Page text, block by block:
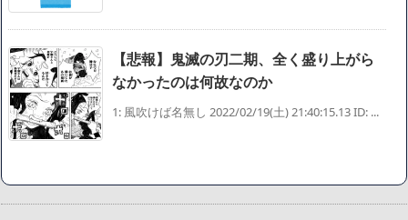
【悲報】鬼滅の刃二期、全く盛り上がら
なかったのは何故なのか
1: 風吹けば名無し 2022/02/19(土) 21:40:15.13 ID: ...